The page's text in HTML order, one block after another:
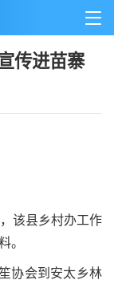
传进苗寨
该县乡村办工作
。
协会到安太乡林